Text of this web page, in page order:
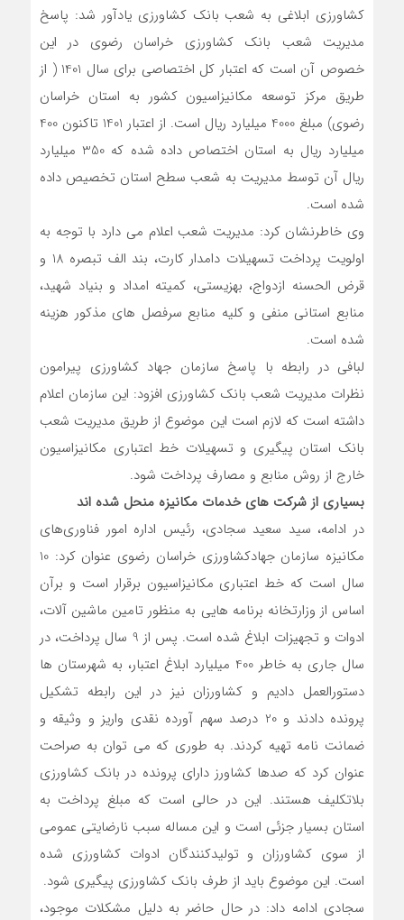
کشاورزی ابلاغی به شعب بانک کشاورزی یادآور شد: پاسخ
مدیریت شعب بانک کشاورزی خراسان رضوی در این
خصوص آن است که اعتبار کل اختصاصی برای سال 1401 ( از
طریق مرکز توسعه مکانیزاسیون کشور به استان خراسان
رضوی) مبلغ 4000 میلیارد ریال است. از اعتبار 1401 تاکنون 400
میلیارد ریال به استان اختصاص داده شده که 350 میلیارد
ریال آن توسط مدیریت به شعب سطح استان تخصیص داده
شده است.
وی خاطرنشان کرد: مدیریت شعب اعلام می دارد با توجه به
اولویت پرداخت تسهیلات دامدار کارت، بند الف تبصره 18 و
قرض الحسنه ازدواج، بهزیستی، کمیته امداد و بنیاد شهید،
منابع استانی منفی و کلیه منابع سرفصل های مذکور هزینه
شده است.
لبافی در رابطه با پاسخ سازمان جهاد کشاورزی پیرامون
نظرات مدیریت شعب بانک کشاورزی افزود: این سازمان اعلام
داشته است که لازم است این موضوع از طریق مدیریت شعب
بانک استان پیگیری و تسهیلات خط اعتباری مکانیزاسیون
خارج از روش منابع و مصارف پرداخت شود.
بسیاری از شرکت های خدمات مکانیزه منحل شده اند
در ادامه، سید سعید سجادی، رئیس اداره امور فناوری‌های
مکانیزه سازمان جهادکشاورزی خراسان رضوی عنوان کرد: 10
سال است که خط اعتباری مکانیزاسیون برقرار است و برآن
اساس از وزارتخانه برنامه هایی به منظور تامین ماشین آلات،
ادوات و تجهیزات ابلاغ شده است. پس از 9 سال پرداخت، در
سال جاری به خاطر 400 میلیارد ابلاغ اعتبار، به شهرستان ها
دستورالعمل دادیم و کشاورزان نیز در این رابطه تشکیل
پرونده دادند و 20 درصد سهم آورده نقدی واریز و وثیقه و
ضمانت نامه تهیه کردند. به طوری که می توان به صراحت
عنوان کرد که صدها کشاورز دارای پرونده در بانک کشاورزی
بلاتکلیف هستند. این در حالی است که مبلغ پرداخت به
استان بسیار جزئی است و این مساله سبب نارضایتی عمومی
از سوی کشاورزان و تولیدکنندگان ادوات کشاورزی شده
است. این موضوع باید از طرف بانک کشاورزی پیگیری شود.
سجادی ادامه داد: در حال حاضر به دلیل مشکلات موجود،